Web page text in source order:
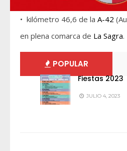
• kilómetro 46,6 de la A-42
en plena comarca de La Sagra.
POPULAR
Fiestas 2023
JULIO 4, 2023